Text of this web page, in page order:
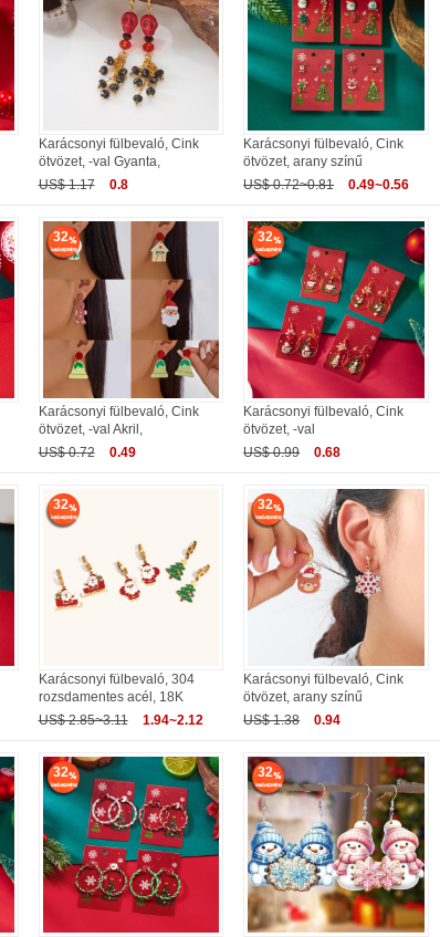
Karácsonyi fülbevaló, Cink
ötvözet, -val Gyanta,
US$ 1.17
0.8
Karácsonyi fülbevaló, Cink
ötvözet, arany színű
US$ 0.72~0.81
0.49~0.56
32
Karácsonyi fülbevaló, Cink
ötvözet, -val Akril,
US$ 0.72
0.49
32
Karácsonyi fülbevaló, Cink
ötvözet, -val
US$ 0.99
0.68
32
Karácsonyi fülbevaló, 304
rozsdamentes acél, 18K
US$ 2.85~3.11
1.94~2.12
32
Karácsonyi fülbevaló, Cink
ötvözet, arany színű
US$ 1.38
0.94
32 32